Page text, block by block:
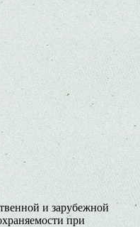
и зарубежной
при